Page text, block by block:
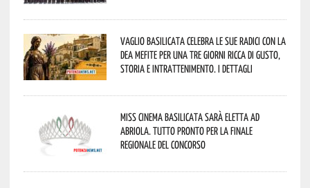
Vaglio Basilicata celebra le sue radici con la
Dea Mefite per una tre giorni ricca di gusto,
storia e intrattenimento. I dettagli
Miss Cinema Basilicata sarà eletta ad
Abriola. Tutto pronto per la finale
regionale del concorso